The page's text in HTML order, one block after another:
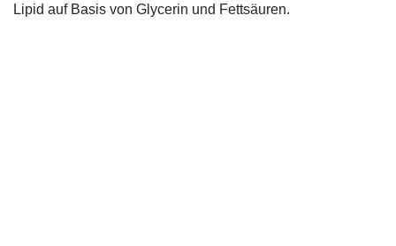
Lipid auf Basis von Glycerin und Fettsäuren.